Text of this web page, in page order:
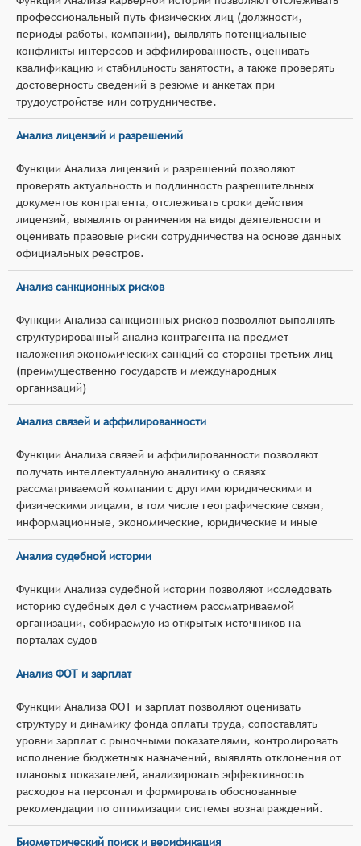
профессиональный путь физических лиц (должности,
периоды работы, компании), выявлять потенциальные
конфликты интересов и аффилированность, оценивать
квалификацию и стабильность занятости, а также проверять
достоверность сведений в резюме и анкетах при
трудоустройстве или сотрудничестве.
Анализ лицензий и разрешений
Функции Анализа лицензий и разрешений позволяют
проверять актуальность и подлинность разрешительных
документов контрагента, отслеживать сроки действия
лицензий, выявлять ограничения на виды деятельности и
оценивать правовые риски сотрудничества на основе данных
официальных реестров.
Анализ санкционных рисков
Функции Анализа санкционных рисков позволяют выполнять
структурированный анализ контрагента на предмет
наложения экономических санкций со стороны третьих лиц
(преимущественно государств и международных
организаций)
Анализ связей и аффилированности
Функции Анализа связей и аффилированности позволяют
получать интеллектуальную аналитику о связях
рассматриваемой компании с другими юридическими и
физическими лицами, в том числе географические связи,
информационные, экономические, юридические и иные
Анализ судебной истории
Функции Анализа судебной истории позволяют исследовать
историю судебных дел с участием рассматриваемой
организации, собираемую из открытых источников на
порталах судов
Анализ ФОТ и зарплат
Функции Анализа ФОТ и зарплат позволяют оценивать
структуру и динамику фонда оплаты труда, сопоставлять
уровни зарплат с рыночными показателями, контролировать
исполнение бюджетных назначений, выявлять отклонения от
плановых показателей, анализировать эффективность
расходов на персонал и формировать обоснованные
рекомендации по оптимизации системы вознаграждений.
Биометрический поиск и верификация